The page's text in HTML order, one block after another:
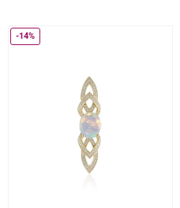
-14%